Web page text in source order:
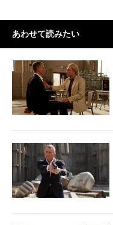
あわせて読みたい